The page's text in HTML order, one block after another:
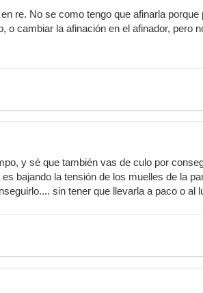
re. No se como tengo que afinarla porque
cambiar la afinación en el afinador, pero
y sé que también vas de culo por
bajando la tensión de los muelles de la
sin tener que llevarla a paco o al